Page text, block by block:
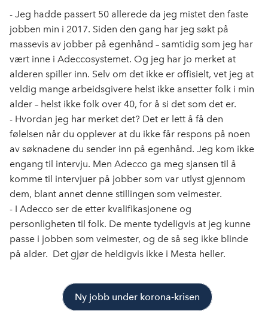
- Jeg hadde passert 50 allerede da jeg mistet den faste
jobben min i 2017. Siden den gang har jeg søkt på
massevis av jobber på egenhånd – samtidig som jeg har
vært inne i Adeccosystemet. Og jeg har jo merket at
alderen spiller inn. Selv om det ikke er offisielt, vet jeg at
veldig mange arbeidsgivere helst ikke ansetter folk i min
alder – helst ikke folk over 40, for å si det som det er.
- Hvordan jeg har merket det? Det er lett å få den
følelsen når du opplever at du ikke får respons på noen
av søknadene du sender inn på egenhånd. Jeg kom ikke
engang til intervju. Men Adecco ga meg sjansen til å
komme til intervjuer på jobber som var utlyst gjennom
dem, blant annet denne stillingen som veimester.
- I Adecco ser de etter kvalifikasjonene og
personligheten til folk. De mente tydeligvis at jeg kunne
passe i jobben som veimester, og de så seg ikke blinde
på alder. Det gjør de heldigvis ikke i Mesta heller.
Ny jobb under korona-krisen